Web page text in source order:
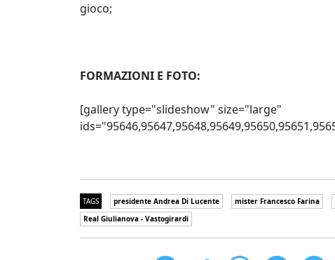
gioco;
FORMAZIONI E FOTO:
[gallery type="slideshow" size="large"
TAGS presidente Andrea Di Lucente mister Francesco Farina
Real Giulianova - Vastogirardi